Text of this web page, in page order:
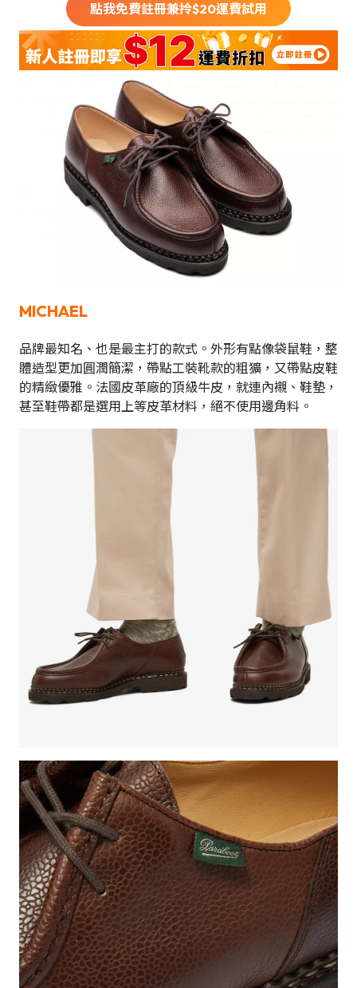
點我免費註冊兼拎$20運費試用
MICHAEL
品牌最知名、也是最主打的款式。外形有點像袋鼠鞋，整
體造型更加圓潤簡潔，帶點工裝靴款的粗獷，又帶點皮鞋
的精緻優雅。法國皮革廠的頂級牛皮，就連內襯、鞋墊，
甚至鞋帶都是選用上等皮革材料，絕不使用邊角料。